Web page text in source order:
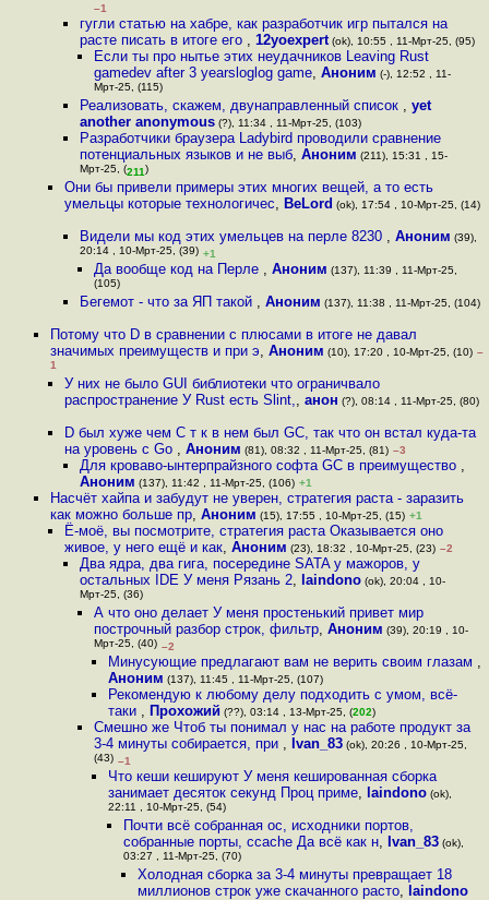
–1
гугли статью на хабре, как разработчик игр пытался на
расте писать в итоге его , 12yoexpert(ok), 10:55 , 11-Мрт-25, (95)
Если ты про нытье этих неудачников Leaving Rust
gamedev after 3 yearsloglog game, Аноним (-), 12:52 , 11-
Мрт-25, (115)
Реализовать, скажем, двунаправленный список , yet
another anonymous(?), 11:34 , 11-Мрт-25, (103)
Разработчики браузера Ladybird проводили сравнение
потенциальных языков и не выб, Аноним (211), 15:31 , 15-
Мрт-25, (211)
Они бы привели примеры этих многих вещей, а то есть
умельцы которые технологичес, BeLord (ok), 17:54 , 10-Мрт-25, (14)
Видели мы код этих умельцев на перле 8230 , Аноним (39),
20:14 , 10-Мрт-25, (39) +1
Да вообще код на Перле , Аноним (137), 11:39 , 11-Мрт-25,
(105)
Бегемот - что за ЯП такой , Аноним (137), 11:38 , 11-Мрт-25, (104)
Потому что D в сравнении с плюсами в итоге не давал
значимых преимуществ и при э, Аноним (10), 17:20 , 10-Мрт-25, (10) –
1
У них не было GUI библиотеки что ограничвало
распространение У Rust есть Slint,,анон (?), 08:14 , 11-Мрт-25, (80)
D был хуже чем C т к в нем был GC, так что он встал куда-та
на уровень с Go ,Аноним (81), 08:32 , 11-Мрт-25, (81) –3
Для кроваво-ынтерпрайзного софта GC в преимущество ,
Аноним (137), 11:42 , 11-Мрт-25, (106) +1
Насчёт хайпа и забудут не уверен, стратегия раста - заразить
как можно больше пр, Аноним (15), 17:55 , 10-Мрт-25, (15) +1
Ё-моё, вы посмотрите, стратегия раста Оказывается оно
живое, у него ещё и как,Аноним (23), 18:32 , 10-Мрт-25, (23) –2
Два ядра, два гига, посередине SATA у мажоров, у
остальных IDE У меня Рязань 2, laindono(ok), 20:04 , 10-
Мрт-25, (36)
А что оно делает У меня простенький привет мир
построчный разбор строк, фильтр, Аноним (39), 20:19 , 10-
Мрт-25, (40) –2
Минусующие предлагают вам не верить своим глазам ,
Аноним (137), 11:45 , 11-Мрт-25, (107)
Рекомендую к любому делу подходить с умом, всё-
таки , Прохожий (??), 03:14 , 13-Мрт-25, (202)
Смешно же Чтоб ты понимал у нас на работе продукт за
3-4 минуты собирается, при , Ivan_83(ok), 20:26 , 10-Мрт-25,
(43) –1
Что кеши кешируют У меня кешированная сборка
занимает десяток секунд Проц приме, laindono (ok),
22:11 , 10-Мрт-25, (54)
Почти всё собранная ос, исходники портов,
собранные порты, ccache Да всё как н, Ivan_83(ok),
03:27 , 11-Мрт-25, (70)
Холодная сборка за 3-4 минуты превращает 18
миллионов строк уже скачанного расто, laindono